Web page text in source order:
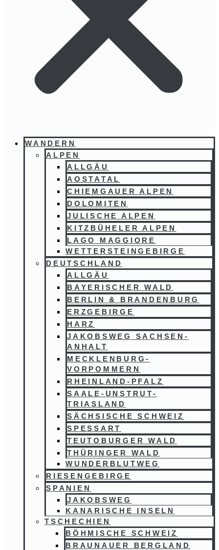
WANDERN
ALPEN
ALLGÄU
AOSTATAL
CHIEMGAUER ALPEN
DOLOMITEN
JULISCHE ALPEN
KITZBÜHELER ALPEN
LAGO MAGGIORE
WETTERSTEINGEBIRGE
DEUTSCHLAND
ALLGÄU
BAYERISCHER WALD
BERLIN & BRANDENBURG
ERZGEBIRGE
HARZ
JAKOBSWEG SACHSEN-
ANHALT
MECKLENBURG-
VORPOMMERN
RHEINLAND-PFALZ
SAALE-UNSTRUT-
TRIASLAND
SÄCHSISCHE SCHWEIZ
SPESSART
TEUTOBURGER WALD
THÜRINGER WALD
WUNDERBLUTWEG
RIESENGEBIRGE
SPANIEN
JAKOBSWEG
KANARISCHE INSELN
TSCHECHIEN
BÖHMISCHE SCHWEIZ
BRAUNAUER BERGLAND